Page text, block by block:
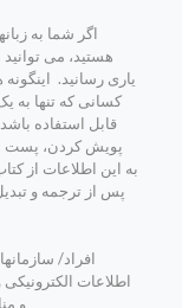
اگر شما به
هستید، می
یاری رسانید.
کسانی که تنها به
قابل استفاده
پویش کردن، پست
به این اطلاعات از
پس از ترجمه و
افراد/
اطلاعات
و